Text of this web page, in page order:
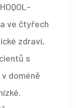
ve čtyřech
zdraví,
s
doméně